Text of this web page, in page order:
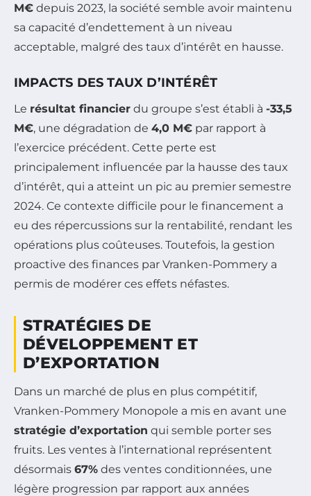
M€ depuis 2023, la société semble avoir maintenu
sa capacité d’endettement à un niveau
acceptable, malgré des taux d’intérêt en hausse.
IMPACTS DES TAUX D’INTÉRÊT
Le résultat financier du groupe s’est établi à -33,5
M€, une dégradation de 4,0 M€ par rapport à
l’exercice précédent. Cette perte est
principalement influencée par la hausse des taux
d’intérêt, qui a atteint un pic au premier semestre
2024. Ce contexte difficile pour le financement a
eu des répercussions sur la rentabilité, rendant les
opérations plus coûteuses. Toutefois, la gestion
proactive des finances par Vranken-Pommery a
permis de modérer ces effets néfastes.
STRATÉGIES DE
DÉVELOPPEMENT ET
D’EXPORTATION
Dans un marché de plus en plus compétitif,
Vranken-Pommery Monopole a mis en avant une
stratégie d’exportation qui semble porter ses
fruits. Les ventes à l’international représentent
désormais 67% des ventes conditionnées, une
légère progression par rapport aux années